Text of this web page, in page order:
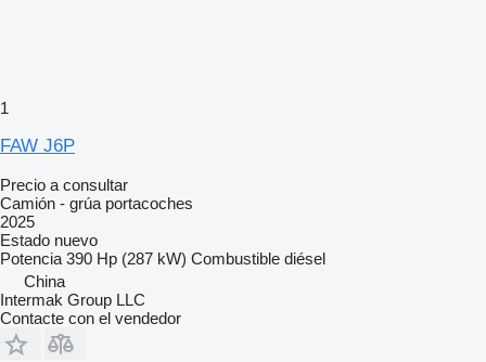
1
FAW J6P
Precio a consultar
Camión - grúa portacoches
2025
Estado nuevo
Potencia 390 Hp (287 kW) Combustible diésel
China
Intermak Group LLC
Contacte con el vendedor